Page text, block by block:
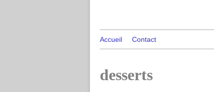
Accueil Contact
desserts